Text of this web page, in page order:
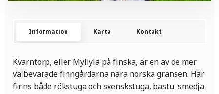
Information Karta Kontakt
Kvarntorp, eller Myllylä på finska, är en av de mer
välbevarade finngårdarna nära norska gränsen. Här
finns både rökstuga och svenskstuga, bastu, smedja